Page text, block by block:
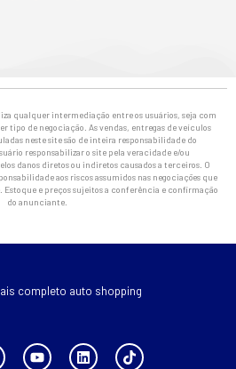
qualquer intermediação entre os usuários, seja com
tipo de negociação. As vendas, entregas de veículos
neste site são de inteira responsabilidade do
responsabilizar o site pela veracidade e/ou
danos diretos ou indiretos causados a terceiros. O
aos riscos assumidos nas negociações que
Estoque e preços sujeitos a conferência e confirmação
do anunciante.
completo auto shopping